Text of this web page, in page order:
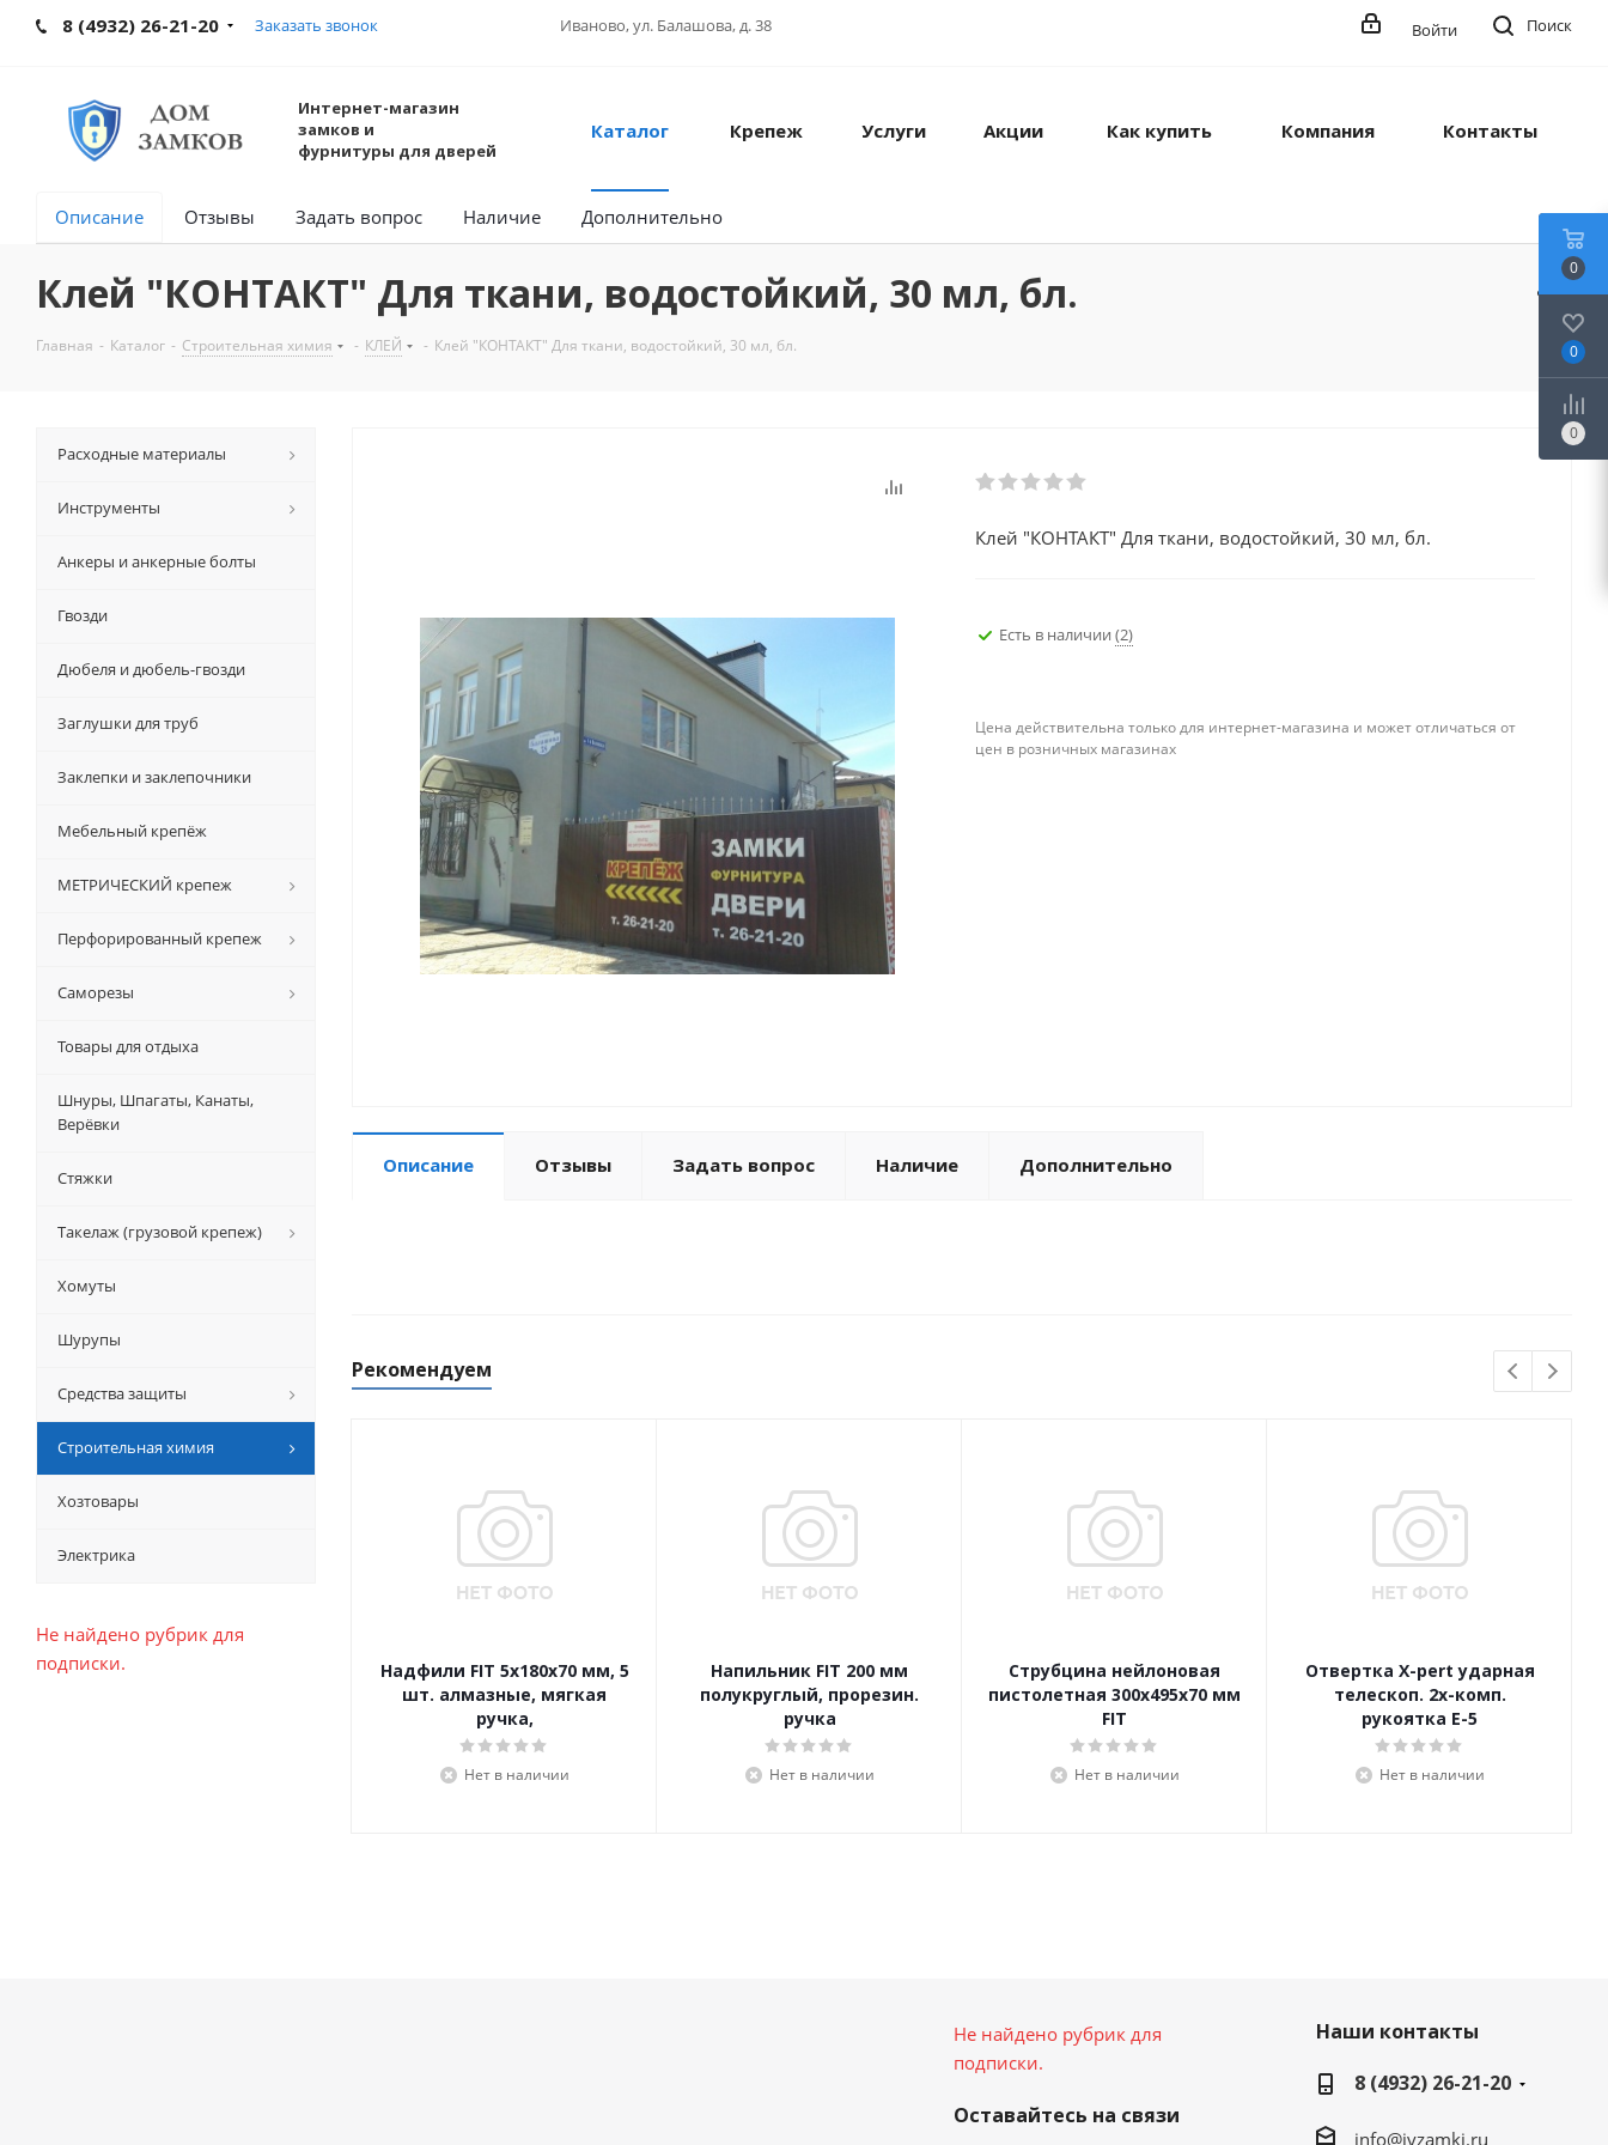
8 (4932) 26-21-20 Заказать звонок Иваново, ул. Балашова, д. 38 Поиск
Войти
Интернет-магазин
замков и
фурнитуры для дверей
Каталог Крепеж Услуги Акции Как купить Компания Контакты
Описание Отзывы Задать вопрос Наличие Дополнительно
Клей "КОНТАКТ" Для ткани, водостойкий, 30 мл, бл.
Главная - Каталог - Строительная химия - КЛЕЙ - Клей "КОНТАКТ" Для ткани, водостойкий, 30 мл, бл.
Клей "КОНТАКТ" Для ткани, водостойкий, 30 мл, бл.
Есть в наличии (2)
Цена действительна только для интернет-магазина и может отличаться от
цен в розничных магазинах
Описание Отзывы Задать вопрос Наличие Дополнительно
Рекомендуем
Надфили FIT 5х180х70 мм, 5
шт. алмазные, мягкая
ручка,
Нет в наличии
Напильник FIT 200 мм
полукруглый, прорезин.
ручка
Нет в наличии
Струбцина нейлоновая
пистолетная 300х495х70 мм
FIT
Нет в наличии
Отвертка X-pert ударная
телескоп. 2х-комп.
рукоятка Е-5
Нет в наличии
Расходные материалы
Инструменты
Анкеры и анкерные болты
Гвозди
Дюбеля и дюбель-гвозди
Заглушки для труб
Заклепки и заклепочники
Мебельный крепёж
МЕТРИЧЕСКИЙ крепеж
Перфорированный крепеж
Саморезы
Товары для отдыха
Шнуры, Шпагаты, Канаты,
Верёвки
Стяжки
Такелаж (грузовой крепеж)
Хомуты
Шурупы
Средства защиты
Строительная химия
Хозтовары
Электрика
Не найдено рубрик для
подписки.
Не найдено рубрик для
подписки.
Оставайтесь на связи
Наши контакты
8 (4932) 26-21-20
info@ivzamki.ru
0
0
0